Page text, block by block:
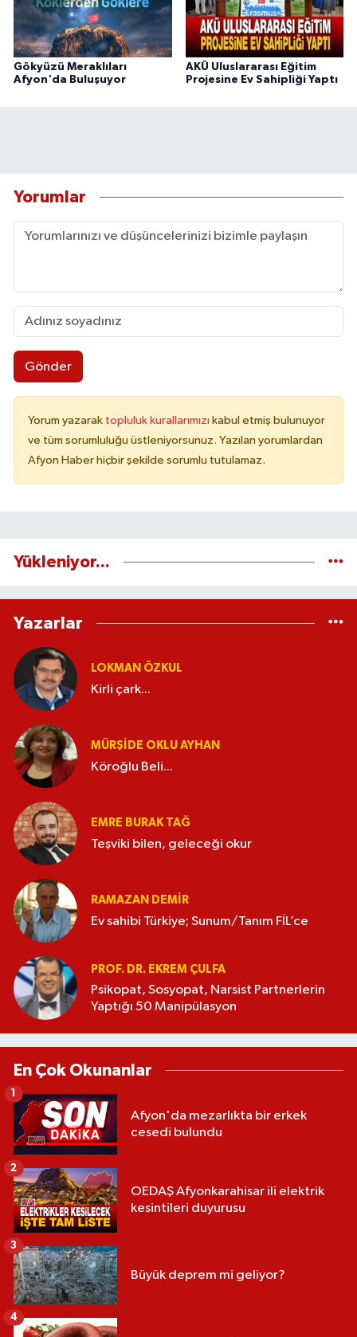
Gökyüzü Meraklıları
Afyon'da Buluşuyor
AKÜ Uluslararası Eğitim
Projesine Ev Sahipliği Yaptı
Yorumlar
Gönder
Yorum yazarak topluluk kurallarımızı kabul etmiş bulunuyor
ve tüm sorumluluğu üstleniyorsunuz. Yazılan yorumlardan
Afyon Haber hiçbir şekilde sorumlu tutulamaz.
Yükleniyor...
Yazarlar
LOKMAN ÖZKUL
Kirli çark...
MÜRŞIDE OKLU AYHAN
Köroğlu Beli...
EMRE BURAK TAĞ
Teşviki bilen, geleceği okur
RAMAZAN DEMİR
Ev sahibi Türkiye; Sunum/Tanım FİL’ce
PROF. DR. EKREM ÇULFA
Psikopat, Sosyopat, Narsist Partnerlerin
Yaptığı 50 Manipülasyon
En Çok Okunanlar
Afyon'da mezarlıkta bir erkek
cesedi bulundu
1
OEDAŞ Afyonkarahisar ili elektrik
kesintileri duyurusu
2
Büyük deprem mi geliyor?
3
4